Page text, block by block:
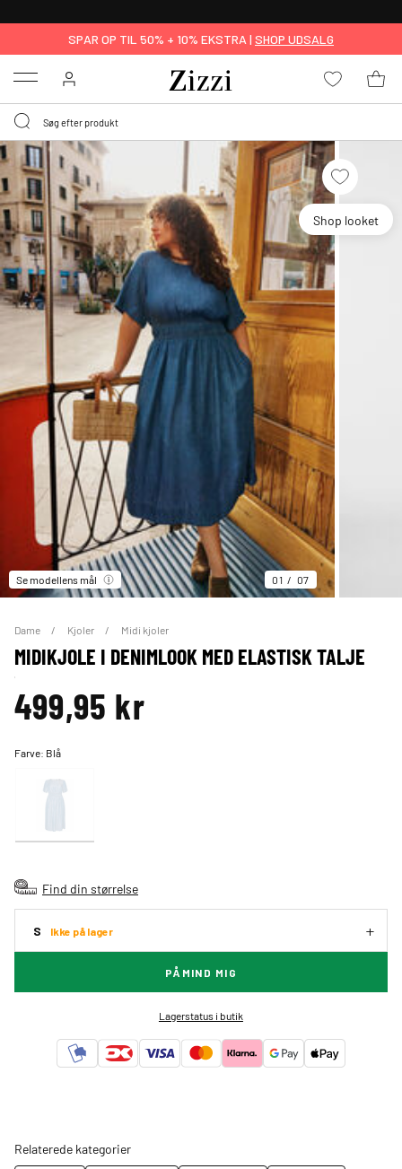
SPAR OP TIL 50% + 10% EKSTRA | SHOP UDSALG
Menu
Shop looket
Se modellens mål 01 07
Dame Kjoler Midi kjoler
MIDIKJOLE I DENIMLOOK MED ELASTISK TALJE
499,95 kr
Farve: Blå
Find din størrelse
S Ikke på lager
PÅMIND MIG
Lagerstatus i butik
Relaterede kategorier